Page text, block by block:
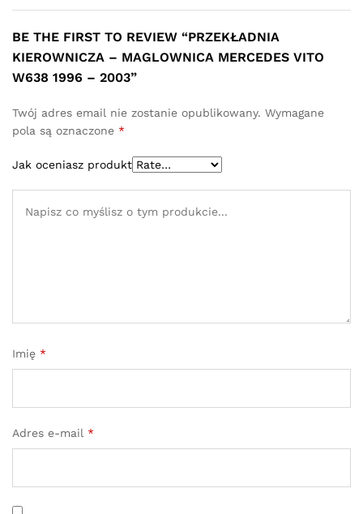
BE THE FIRST TO REVIEW “PRZEKŁADNIA
KIEROWNICZA – MAGLOWNICA MERCEDES VITO
W638 1996 – 2003”
Twój adres email nie zostanie opublikowany. Wymagane
pola są oznaczone *
Jak oceniasz produkt
Imię *
Adres e-mail *